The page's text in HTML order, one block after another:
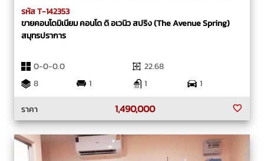
รหัส T-142353
ขายคอนโดมิเนียม คอนโด ดิ อเวนิว สปริง (The Avenue Spring)
สมุทรปราการ
0-0-0.0
22.68
8
1 1
1
ราคา
1,490,000